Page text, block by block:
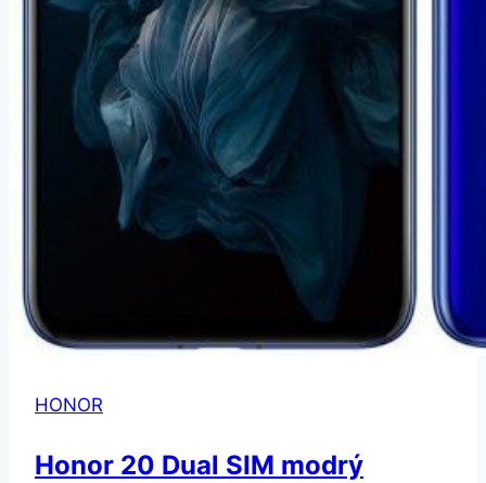
HONOR
Honor 20 Dual SIM modrý